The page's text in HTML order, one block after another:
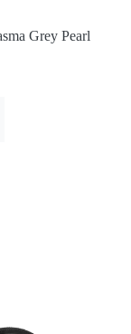
Grey Pearl